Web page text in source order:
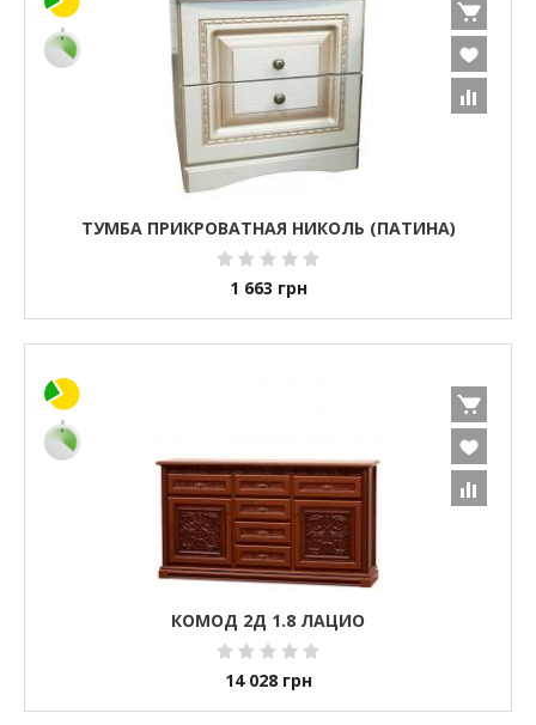
ТУМБА ПРИКРОВАТНАЯ НИКОЛЬ (ПАТИНА)
1 663 грн
КОМОД 2Д 1.8 ЛАЦИО
14 028 грн